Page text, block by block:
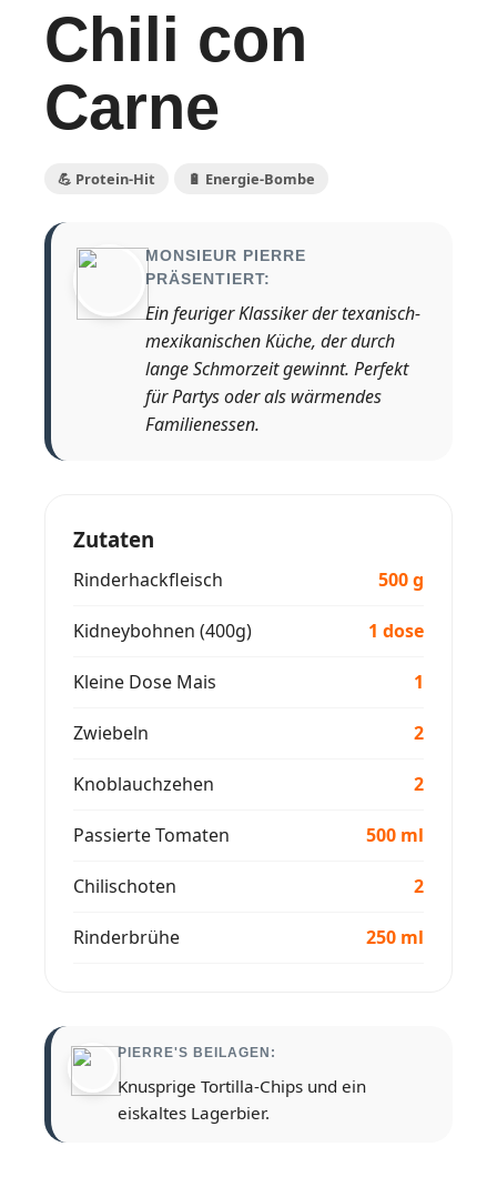
Chili con
Carne
💪 Protein-Hit 🔋 Energie-Bombe
MONSIEUR PIERRE
PRÄSENTIERT:
Ein feuriger Klassiker der texanisch-
mexikanischen Küche, der durch
lange Schmorzeit gewinnt. Perfekt
für Partys oder als wärmendes
Familienessen.
Zutaten
Rinderhackfleisch 500 g
Kidneybohnen (400g) 1 dose
Kleine Dose Mais 1
Zwiebeln 2
Knoblauchzehen 2
Passierte Tomaten 500 ml
Chilischoten 2
Rinderbrühe 250 ml
PIERRE'S BEILAGEN:
Knusprige Tortilla-Chips und ein
eiskaltes Lagerbier.